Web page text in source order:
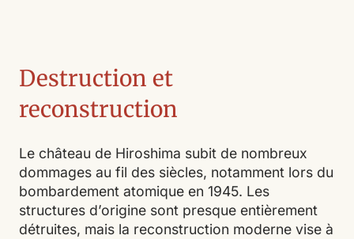
Destruction et
reconstruction
Le château de Hiroshima subit de nombreux
dommages au fil des siècles, notamment lors du
bombardement atomique en 1945. Les
structures d’origine sont presque entièrement
détruites, mais la reconstruction moderne vise à